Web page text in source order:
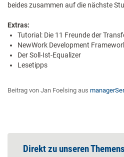
beides zusammen auf die nächste
Extras:
Tutorial: Die 11 Freunde der
NewWork Development
Der Soll-Ist-Equalizer
Lesetipps
Beitrag von Jan Foelsing aus
Direkt zu unseren